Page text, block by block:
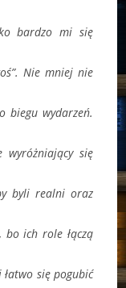
bardzo mi się
Nie mniej nie
biegu wydarzeń.
się
byli realni oraz
bo ich role łączą
się pogubić